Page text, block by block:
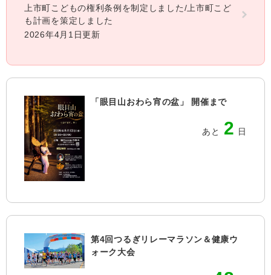
上市町こどもの権利条例を制定しました/上市町こど
も計画を策定しました
2026年4月1日更新
「眼目山おわら宵の盆」 開催まで
あと 2 日
第4回つるぎリレーマラソン＆健康ウ
ォーク大会